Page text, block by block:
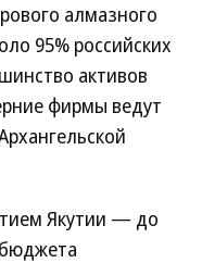
алмазного
95% российских
активов
фирмы ведут
Якутии — до